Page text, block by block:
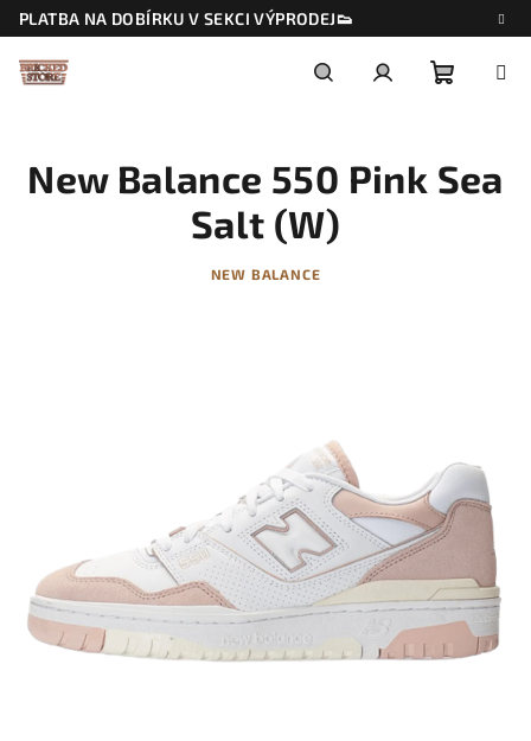
Přejít
na
obsah
PLATBA NA DOBÍRKU V SEKCI VÝPRODEJ👟
košík
New Balance 550 Pink Sea
Salt (W)
NEW BALANCE